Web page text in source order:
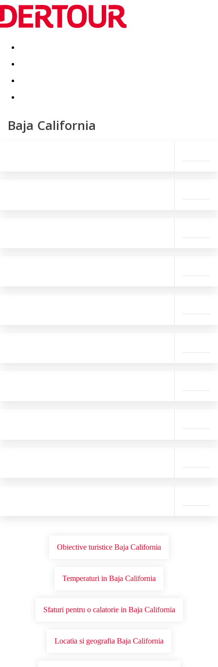
Destinatii Vacanta perfecta OFERTE DE NERATAT
Baja California
Obiective turistice Baja California
Temperaturi in Baja California
Sfaturi pentru o calatorie in Baja California
Locatia si geografia Baja California